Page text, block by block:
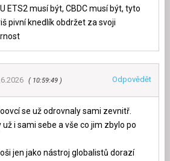
ETS2 musí být, CBDC musí být, tyto
pivní knedlík obdržet za svoji
10:59:49 Odpovědět
se už odrovnaly sami zevnitř.
i sami sebe a vše co jim zbylo po
jen jako nástroj globalistů dorazí